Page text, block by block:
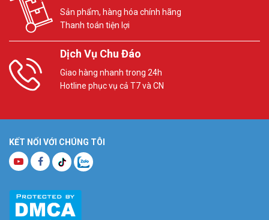
Sản phẩm, hàng hóa chính hãng
Thanh toán tiện lợi
Dịch Vụ Chu Đáo
Giao hàng nhanh trong 24h
Hotline phục vụ cả T7 và CN
KẾT NỐI VỚI CHÚNG TÔI